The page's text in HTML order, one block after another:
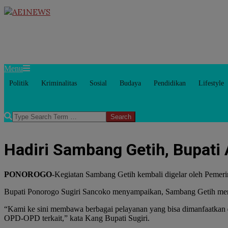
Skip
to
Primary
Menu
Menu
Politik Kriminalitas Sosial Budaya Pendidikan Lifestyle
Search
Hadiri Sambang Getih,
PONOROGO-Kegiatan Sambang Getih kembali digelar oleh
Bupati Ponorogo Sugiri Sancoko menyampaikan, Sambang Getih
“Kami ke sini membawa berbagai pelayanan yang bisa
OPD-OPD terkait,” kata Kang Bupati Sugiri.